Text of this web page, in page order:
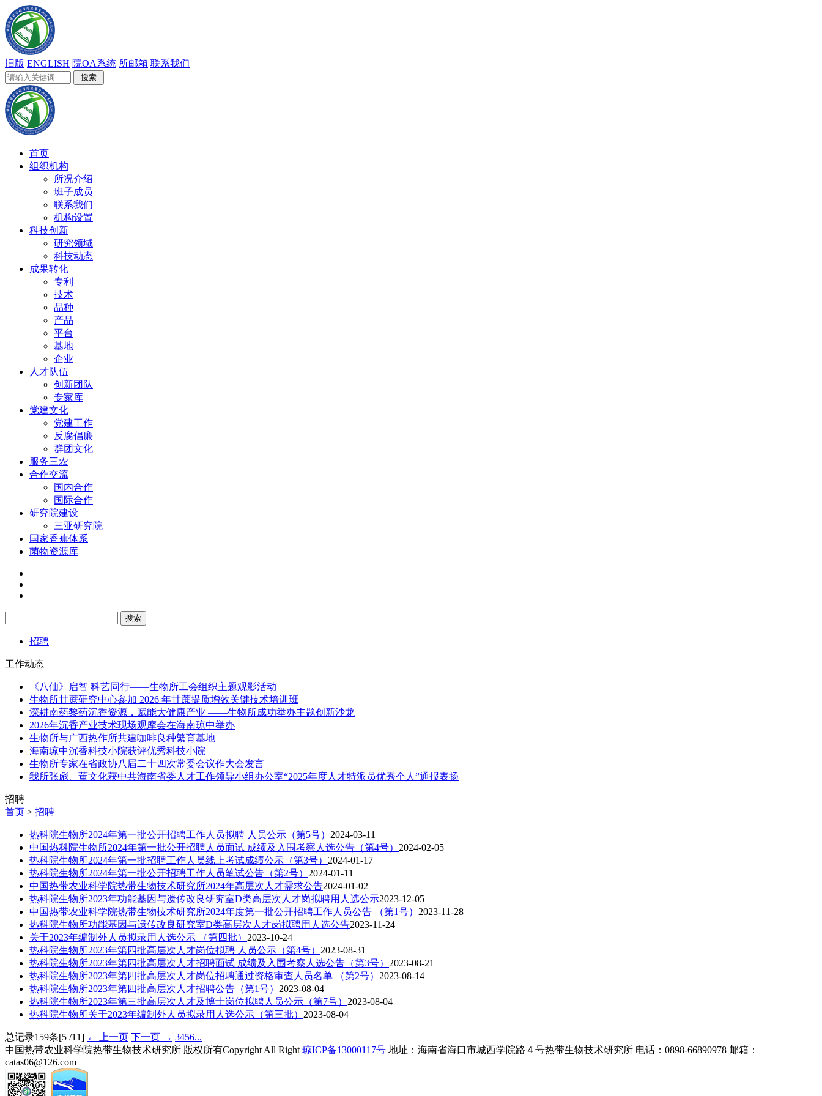
旧版 ENGLISH 院OA系统 所邮箱 联系我们
首页
组织机构
所况介绍
班子成员
联系我们
机构设置
科技创新
研究领域
科技动态
成果转化
专利
技术
品种
产品
平台
基地
企业
人才队伍
创新团队
专家库
党建文化
党建工作
反腐倡廉
群团文化
服务三农
合作交流
国内合作
国际合作
研究院建设
三亚研究院
国家香蕉体系
菌物资源库
招聘
工作动态
《八仙》启智 科艺同行——生物所工会组织主题观影活动
生物所甘蔗研究中心参加 2026 年甘蔗提质增效关键技术培训班
深耕南药黎药沉香资源，赋能大健康产业 ——生物所成功举办主题创新沙龙
2026年沉香产业技术现场观摩会在海南琼中举办
生物所与广西热作所共建咖啡良种繁育基地
海南琼中沉香科技小院获评优秀科技小院
生物所专家在省政协八届二十四次常委会议作大会发言
我所张彪、董文化获中共海南省委人才工作领导小组办公室“2025年度人才特派员优秀个人”通报表扬
招聘
首页 > 招聘
热科院生物所2024年第一批公开招聘工作人员拟聘 人员公示（第5号） 2024-03-11
中国热科院生物所2024年第一批公开招聘人员面试 成绩及入围考察人选公告（第4号） 2024-02-05
热科院生物所2024年第一批招聘工作人员线上考试成绩公示（第3号） 2024-01-17
热科院生物所2024年第一批公开招聘工作人员笔试公告（第2号） 2024-01-11
中国热带农业科学院热带生物技术研究所2024年高层次人才需求公告2024-01-02
热科院生物所2023年功能基因与遗传改良研究室D类高层次人才岗拟聘用人选公示2023-12-05
中国热带农业科学院热带生物技术研究所2024年度第一批公开招聘工作人员公告 （第1号） 2023-11-28
热科院生物所功能基因与遗传改良研究室D类高层次人才岗拟聘用人选公告2023-11-24
关于2023年编制外人员拟录用人选公示 （第四批） 2023-10-24
热科院生物所2023年第四批高层次人才岗位拟聘 人员公示（第4号） 2023-08-31
热科院生物所2023年第四批高层次人才招聘面试 成绩及入围考察人选公告（第3号） 2023-08-21
热科院生物所2023年第四批高层次人才岗位招聘通过资格审查人员名单 （第2号） 2023-08-14
热科院生物所2023年第四批高层次人才招聘公告（第1号） 2023-08-04
热科院生物所2023年第三批高层次人才及博士岗位拟聘人员公示（第7号） 2023-08-04
热科院生物所关于2023年编制外人员拟录用人选公示（第三批） 2023-08-04
总记录159条[5 /11] ← 上一页 下一页 → 3456...
中国热带农业科学院热带生物技术研究所 版权所有Copyright All Right 琼ICP备13000117号 地址：海南省海口市城西学院路４号热带生物技术研究所 电话：0898-66890978 邮箱：
catas06@126.com